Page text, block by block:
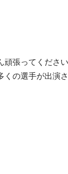
頑張ってくださ
くの選手が出演